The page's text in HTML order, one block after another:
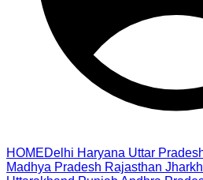
HOMEDelhi Haryana Uttar
Madhya Pradesh Rajasthan